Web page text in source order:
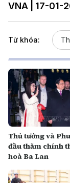
VNA | 17-01-
Từ khóa:
Thủ tướng và
đầu thăm chính
hoà Ba Lan